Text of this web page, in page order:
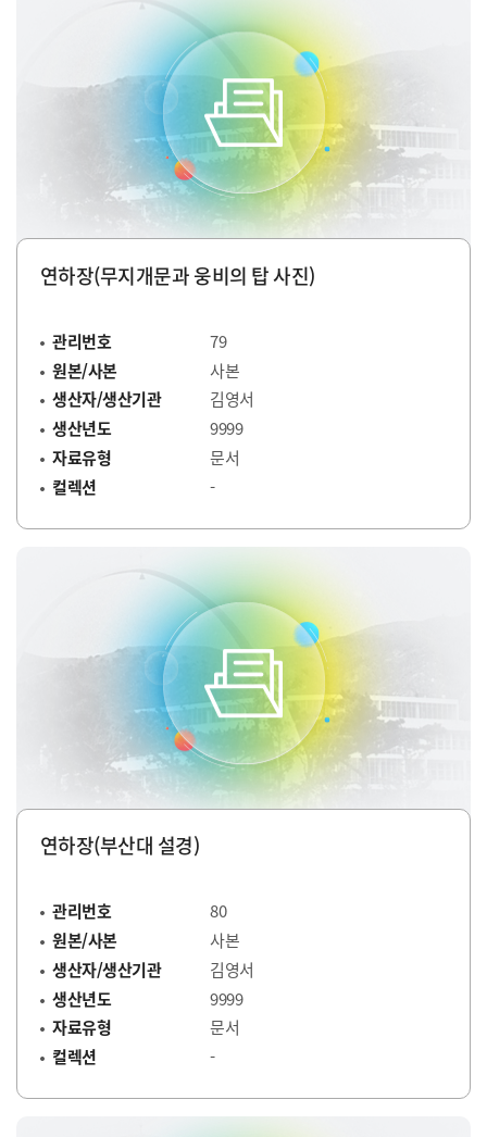
연하장(무지개문과 웅비의 탑 사진)
관리번호
79
원본/사본
사본
생산자/생산기관
김영서
생산년도
9999
자료유형
문서
컬렉션
-
연하장(부산대 설경)
관리번호
80
원본/사본
사본
생산자/생산기관
김영서
생산년도
9999
자료유형
문서
컬렉션
-